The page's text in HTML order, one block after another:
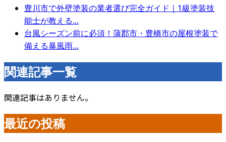
豊川市で外壁塗装の業者選び完全ガイド｜1級塗装技
能士が教える...
台風シーズン前に必須！蒲郡市・豊橋市の屋根塗装で
備える暴風雨...
関連記事一覧
関連記事はありません。
最近の投稿